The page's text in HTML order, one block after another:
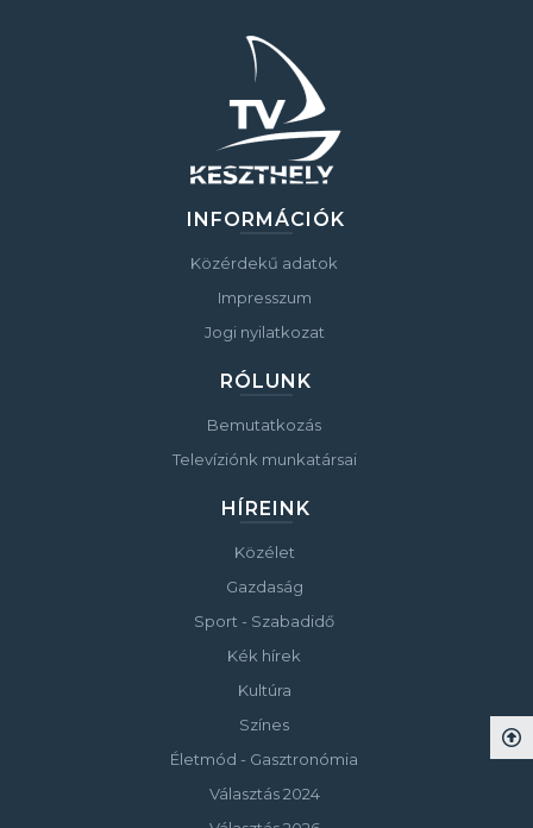
INFORMÁCIÓK
Közérdekű adatok
Impresszum
Jogi nyilatkozat
RÓLUNK
Bemutatkozás
Televíziónk munkatársai
HÍREINK
Közélet
Gazdaság
Sport - Szabadidő
Kék hírek
Kultúra
Színes
Életmód - Gasztronómia
Választás 2024